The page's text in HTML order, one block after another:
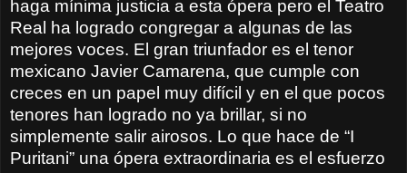
haga mínima justicia a esta ópera pero el Teatro
Real ha logrado congregar a algunas de las
mejores voces. El gran triunfador es el tenor
mexicano Javier Camarena, que cumple con
creces en un papel muy difícil y en el que pocos
tenores han logrado no ya brillar, si no
simplemente salir airosos. Lo que hace de “I
Puritani” una ópera extraordinaria es el esfuerzo